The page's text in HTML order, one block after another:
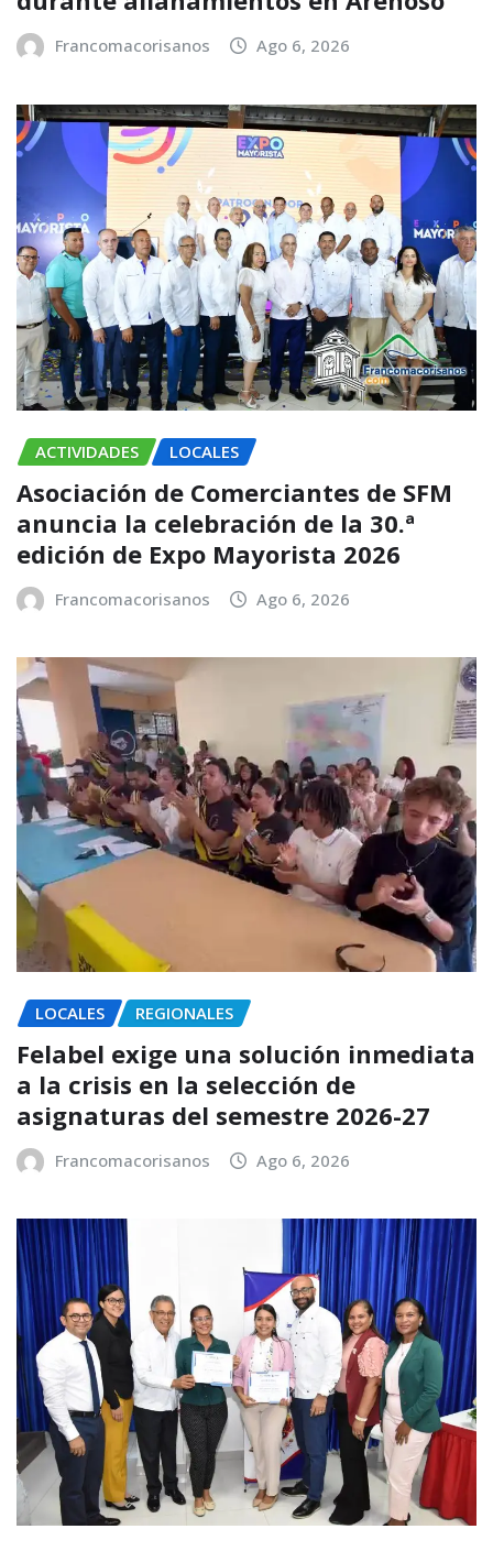
Francomacorisanos Ago 6, 2026
ACTIVIDADES LOCALES
Asociación de Comerciantes de SFM
anuncia la celebración de la 30.ª
edición de Expo Mayorista 2026
Francomacorisanos Ago 6, 2026
LOCALES REGIONALES
Felabel exige una solución inmediata
a la crisis en la selección de
asignaturas del semestre 2026-27
Francomacorisanos Ago 6, 2026